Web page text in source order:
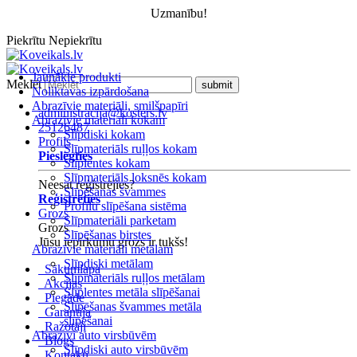
Uzmanību!
Piekrītu Nepiekrītu
Jaunākie produkti
Noliktavas izpārdošana
Abrazīvie materiāli, smilšpapīri
Abrazīvie materiāli kokam
Slīpdiski kokam
Slīpmateriāls ruļļos kokam
Slīplentes kokam
Slīpmateriāls loksnēs kokam
Slīpēšanas švammes
Profilu slīpēšana sistēma
Slīpmateriāli parketam
Slīpēšanas birstes
Abrazīvie materiāli metālam
Slīpdiski metālam
Slīpmateriāls ruļļos metālam
Slīplentes metāla slīpēšanai
Slīpēšanas švammes metāla
slīpēšanai
Abrazīvi auto virsbūvēm
Slīpdiski auto virsbūvēm
Meklēt
administracija@kosters.lv
25126487
Profils
Pieslēgties
Neesat reģistrējies?
Reģistrēties
Grozs
Grozs
Jūsu iepirkumu grozs ir tukšs!
Sākumlapa
Akcijas
Piegāde
Garantija
Ražotāji
Blogs